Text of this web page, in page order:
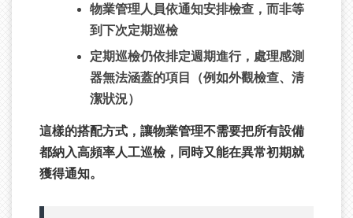
物業管理人員依通知安排檢查，而非等
到下次定期巡檢
定期巡檢仍依排定週期進行，處理感測
器無法涵蓋的項目（例如外觀檢查、清
潔狀況）
這樣的搭配方式，讓物業管理不需要把所有設備
都納入高頻率人工巡檢，同時又能在異常初期就
獲得通知。